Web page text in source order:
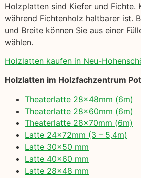
Holzplatten sind Kiefer und Fichte.
während Fichtenholz haltbarer ist.
und Breite können Sie aus einer
wählen.
Holzlatten kaufen in Neu-
Holzlatten im Holzfachzentrum
Theaterlatte 28x48mm (6m)
Theaterlatte 28x60mm (6m)
Theaterlatte 28x70mm (6m)
Latte 24x72mm (3 – 5,4m)
Latte 30×50 mm
Latte 40×60 mm
Latte 28×48 mm